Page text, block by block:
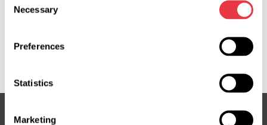
Selection
Necessary
Preferences
Statistics
Marketing
563103Q400, 563103Q601, 563103Q801, 563103S800,
56310B8250, 563903Q802, HY710R, HY711R, HY713R,